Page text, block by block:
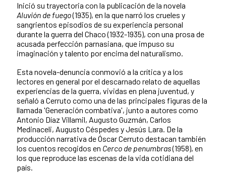
Inició su trayectoria con la publicación de la novela
Aluvión de fuego(1935), en la que narró los crueles y
sangrientos episodios de su experiencia personal
durante la guerra del Chaco (1932-1935), con una prosa de
acusada perfección parnasiana, que impuso su
imaginación y talento por encima del naturalismo.
Esta novela-denuncia conmovió a la crítica y a los
lectores en general por el descarnado relato de aquellas
experiencias de la guerra, vividas en plena juventud, y
señaló a Cerruto como una de las principales figuras de la
llamada 'Generación combativa', junto a autores como
Antonio Díaz Villamil, Augusto Guzmán, Carlos
Medinaceli, Augusto Céspedes y Jesús Lara. De la
producción narrativa de Óscar Cerruto destacan también
los cuentos recogidos en Cerco de penumbras(1958), en
los que reproduce las escenas de la vida cotidiana del
país.